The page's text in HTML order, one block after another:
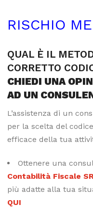
RISCHIO
QUAL È IL
CORRETTO
CHIEDI UNA
AD UN
L’assistenza di un
per la scelta del
efficace della tua
Ottenere una
Contabilità Fiscale
più adatte alla tua
QUI